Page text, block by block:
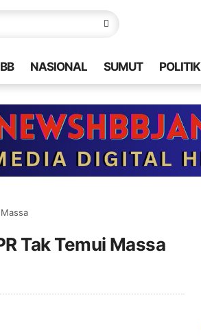
NASIONAL SUMUT POLITIK
Tak Temui Massa